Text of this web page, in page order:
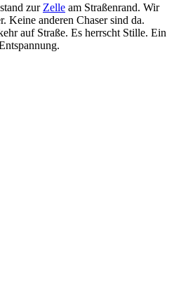
zur Zelle am Straßenrand. Wir
Keine anderen Chaser sind da.
auf Straße. Es herrscht Stille. Ein